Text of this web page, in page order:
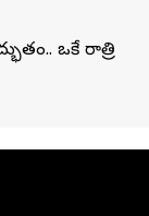
ఒకే రాత్రి